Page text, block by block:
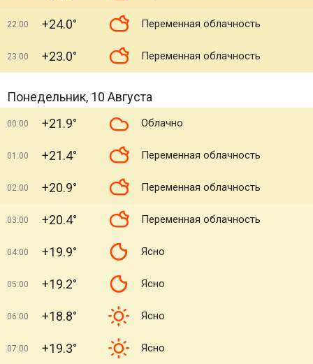
22:00 +24.0° Переменная облачность
23:00 +23.0° Переменная облачность
Понедельник, 10 Августа
00:00 +21.9° Облачно
01:00 +21.4° Переменная облачность
02:00 +20.9° Переменная облачность
03:00 +20.4° Переменная облачность
04:00 +19.9° Ясно
05:00 +19.2° Ясно
06:00 +18.8° Ясно
07:00 +19.3° Ясно